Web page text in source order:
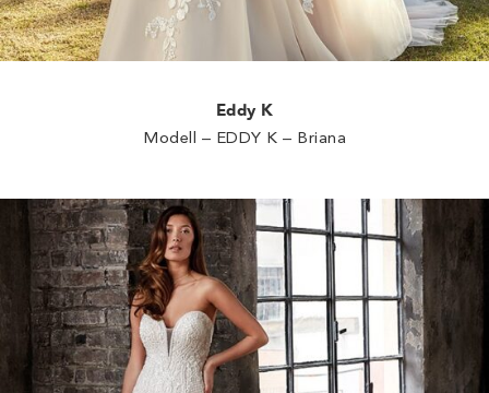
Eddy K
Modell – EDDY K – Briana